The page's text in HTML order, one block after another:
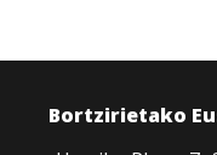
Bortzirietako